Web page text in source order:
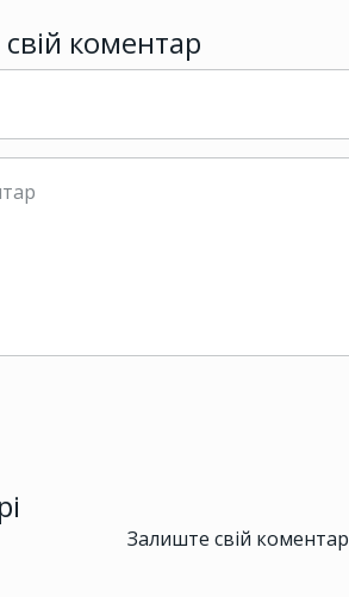
коментар
Залиште свій коментар